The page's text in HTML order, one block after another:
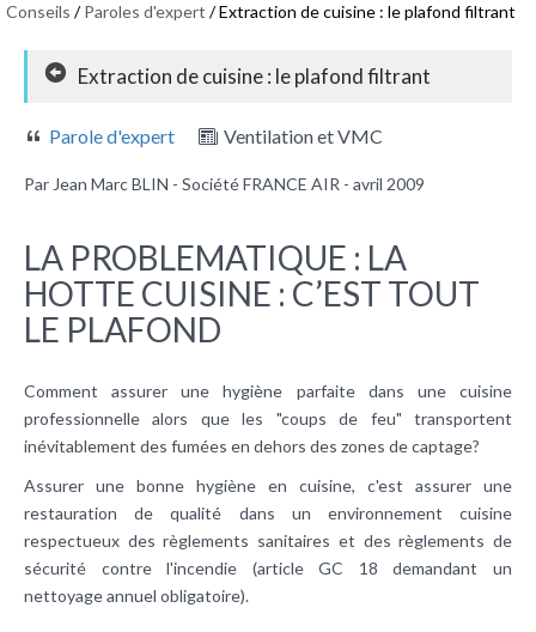
Conseils /Paroles d'expert / Extraction de cuisine : le plafond filtrant
Extraction de cuisine : le plafond filtrant
Parole d'expert Ventilation et VMC
Par Jean Marc BLIN - Société FRANCE AIR - avril 2009
LA PROBLEMATIQUE : LA
HOTTE CUISINE : C’EST TOUT
LE PLAFOND
Comment assurer une hygiène parfaite dans une cuisine
professionnelle alors que les "coups de feu" transportent
inévitablement des fumées en dehors des zones de captage?
Assurer une bonne hygiène en cuisine, c'est assurer une
restauration de qualité dans un environnement cuisine
respectueux des règlements sanitaires et des règlements de
sécurité contre l'incendie (article GC 18 demandant un
nettoyage annuel obligatoire).